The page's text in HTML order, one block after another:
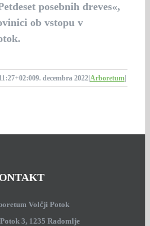
posebnih dreves«,
ob vstopu v
9. decembra 2022 Arboretum
Volčji Potok
3, 1235 Radomlje